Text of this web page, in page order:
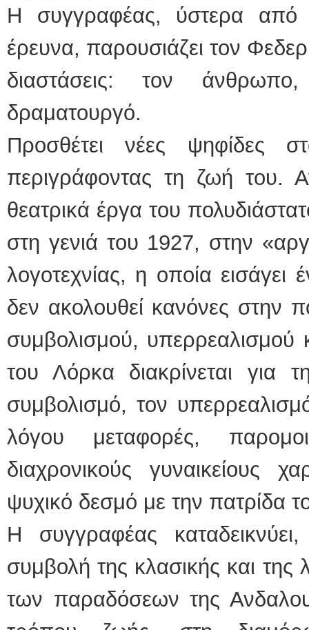
Η συγγραφέας, ύστερα από
έρευνα, παρουσιάζει τον
διαστάσεις: τον
δραματουργό.
Προσθέτει νέες ψηφίδες
περιγράφοντας τη ζωή του.
θεατρικά έργα του
στη γενιά του 1927, στην
λογοτεχνίας, η οποία εισάγει
δεν ακολουθεί κανόνες στην
συμβολισμού, υπερρεαλισμού
του Λόρκα διακρίνεται για
συμβολισμό, τον
λόγου μεταφορές,
διαχρονικούς γυναικείους
ψυχικό δεσμό με την πατρίδα
Η συγγραφέας
συμβολή της κλασικής και της
των παραδόσεων της